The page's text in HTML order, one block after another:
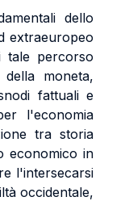
dello
extraeuropeo
tale percorso
moneta,
fattuali e
l'economia
tra storia
economico in
l'intersecarsi
occidentale,